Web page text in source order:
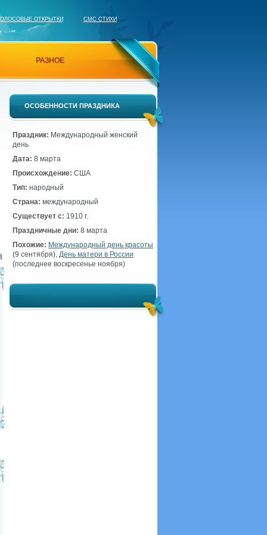
ОТКРЫТКИ СМС СТИХИ
РАЗНОЕ
ОСОБЕННОСТИ ПРАЗДНИКА
Праздник: Международный женский
день
Дата: 8 марта
Происхождение: США
Тип: народный
Страна: международный
Существует с: 1910 г.
Праздничные дни: 8 марта
Похожие: Международный день красоты
(9 сентября), День матери в России
(последнее воскресенье ноября)